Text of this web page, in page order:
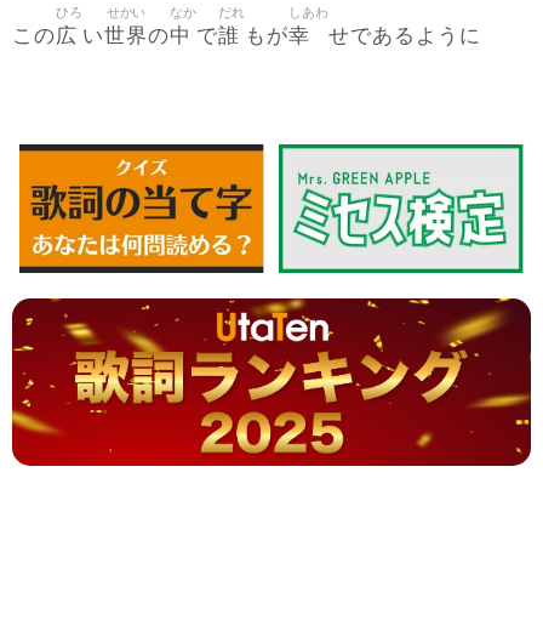
この広
ひろ
い世界
せかい
の中
なか
で誰
だれ
もが幸
しあわ
せであるように